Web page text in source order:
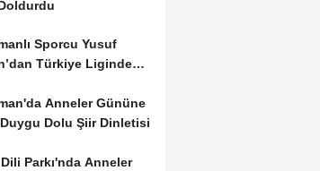
Sporcu Yusuf
Türkiye Liginde
Anneler Gününe
Dolu Şiir Dinletisi
Parkı'nda Anneler